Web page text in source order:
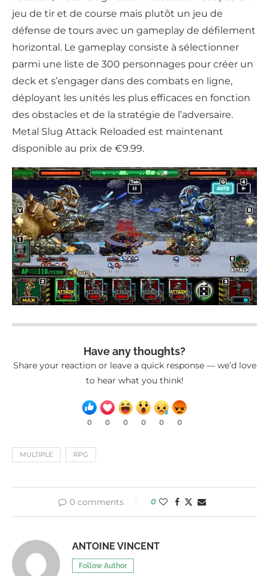
jeu de tir et de course mais plutôt un jeu de
défense de tours avec un gameplay de défilement
horizontal. Le gameplay consiste à sélectionner
parmi une liste de 300 personnages pour créer un
deck et s’engager dans des combats en ligne,
déployant les unités les plus efficaces en fonction
des obstacles et de la stratégie de l’adversaire.
Metal Slug Attack Reloaded est maintenant
disponible au prix de €9.99.
Have any thoughts?
Share your reaction or leave a quick response — we’d love
to hear what you think!
0 0 0 0 0 0
MULTIPLE RPG
0 comments 0
ANTOINE VINCENT
Follow Author